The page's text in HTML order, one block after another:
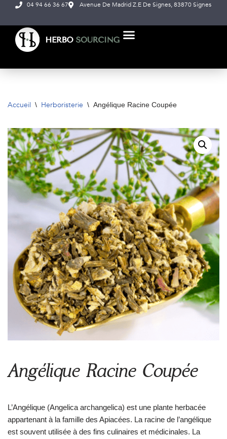
Aller
au
contenu
04 94 66 36 67 Avenue De Madrid Z.E De Signes, 83870 Signes
Accueil \ Herboristerie \ Angélique Racine Coupée
Angélique Racine Coupée
L’Angélique (Angelica archangelica) est une plante herbacée
appartenant à la famille des Apiacées. La racine de l’angélique
est souvent utilisée à des fins culinaires et médicinales. La